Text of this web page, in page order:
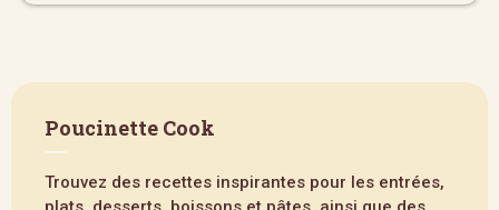
Poucinette Cook
Trouvez des recettes inspirantes pour les entrées,